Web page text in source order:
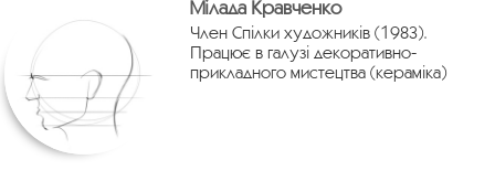
Мілада Кравченко
Член Спілки художників (1983).
Працює в галузі декоративно-
прикладного мистецтва (кераміка)